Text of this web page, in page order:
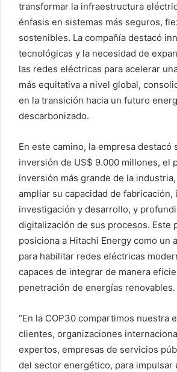
transformar la infraestructura
énfasis en sistemas más seguros,
sostenibles. La compañía destacó
tecnológicas y la necesidad de
las redes eléctricas para acelerar
más equitativa a nivel global,
en la transición hacia un futuro
descarbonizado.
En este camino, la empresa destacó
inversión de US$ 9.000 millones, el
inversión más grande de la
ampliar su capacidad de fabricación,
investigación y desarrollo, y
digitalización de sus procesos. Este
posiciona a Hitachi Energy como un
para habilitar redes eléctricas
capaces de integrar de manera
penetración de energías renovables.
“En la COP30 compartimos nuestra
clientes, organizaciones
expertos, empresas de servicios
del sector energético, para impulsar